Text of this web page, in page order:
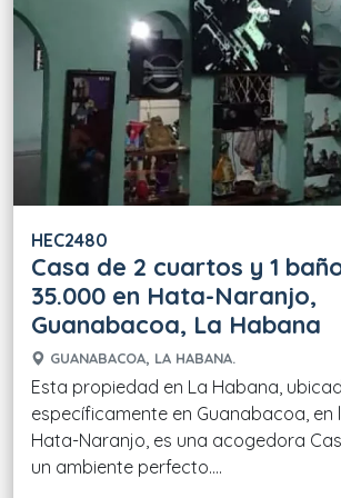
HEC2480
Casa de 2 cuartos y 1
35.000 en Hata-Naranjo,
Guanabacoa, La Habana
GUANABACOA, LA HABANA.
Esta propiedad en La Habana,
específicamente en Guanabacoa, en
Hata-Naranjo, es una acogedora
un ambiente perfecto....